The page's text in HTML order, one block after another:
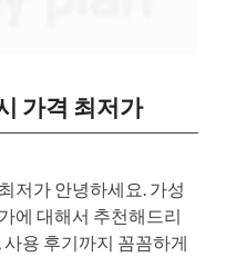
가격 최저가
저가 안녕하세요. 가성
에 대해서 추천해드리
용 후기까지 꼼꼼하게